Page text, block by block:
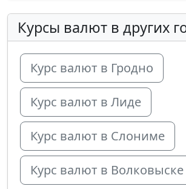
Курсы валют в других
Курс валют в Гродно
Курс валют в Лиде
Курс валют в Слониме
Курс валют в Волковыске